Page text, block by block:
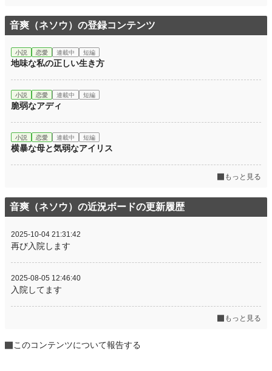
音爽（ネソウ）の登録コンテンツ
小説 恋愛 連載中 短編
地味な私の正しい生き方
小説 恋愛 連載中 短編
脆弱なアディ
小説 恋愛 連載中 短編
横暴な母と気弱なアイリス
もっと見る
音爽（ネソウ）の近況ボードの更新履歴
2025-10-04 21:31:42
再び入院します
2025-08-05 12:46:40
入院してます
もっと見る
このコンテンツについて報告する